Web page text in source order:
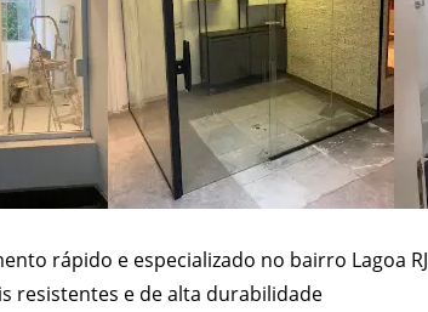
rápido e especializado no bairro Lagoa RJ
resistentes e de alta durabilidade